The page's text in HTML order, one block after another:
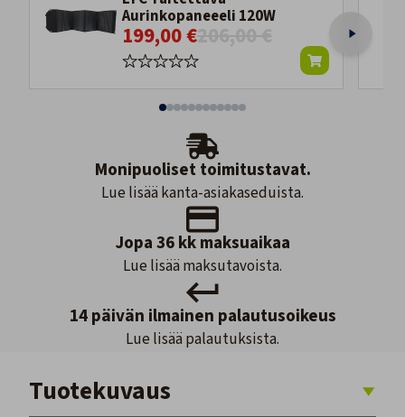
Aurinkopaneeeli 120W
199,00 €206,00 €
Monipuoliset toimitustavat.
Lue lisää kanta-asiakaseduista.
Jopa 36 kk maksuaikaa
Lue lisää maksutavoista.
14 päivän ilmainen palautusoikeus
Lue lisää palautuksista.
Tuotekuvaus